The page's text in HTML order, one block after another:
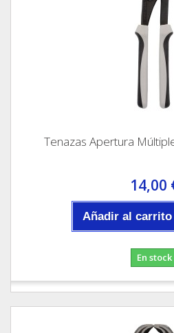
Tenazas Apertura
14,00
Añadir al carrito
En stock